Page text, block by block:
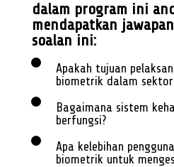
dalam program ini
mendapatkan
soalan ini:
Apakah tujuan
biometrik dalam
Bagaimana sistem
berfungsi?
Apa kelebihan
biometrik untuk